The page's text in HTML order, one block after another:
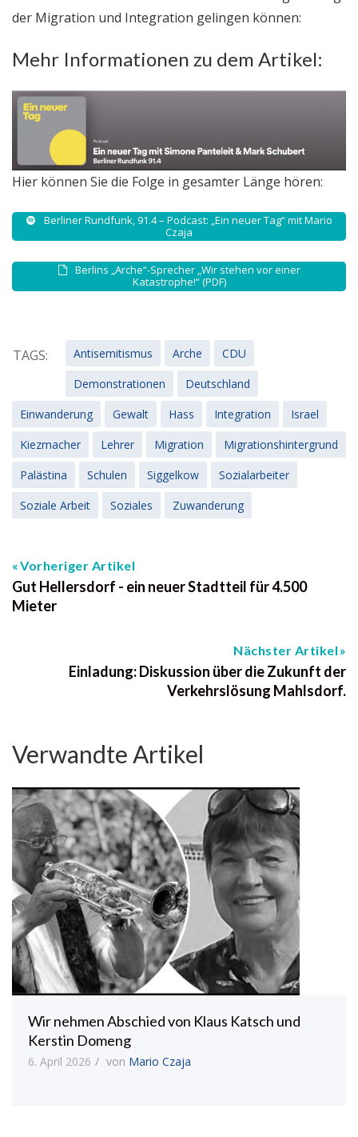
der Migration und Integration gelingen können:
Mehr Informationen zu dem Artikel:
Hier können Sie die Folge in gesamter Länge hören:
Berliner Rundfunk, 91.4 – Podcast: „Ein neuer Tag“ mit Mario
Czaja
Berlins „Arche“-Sprecher „Wir stehen vor einer
Katastrophe!“ (PDF)
TAGS: Antisemitismus Arche
CDU
Demonstrationen
Deutschland
Einwanderung
Gewalt Hass Integration
Israel
Kiezmacher
Lehrer Migration
Migrationshintergrund
Palästina
Schulen Siggelkow
Sozialarbeiter
Soziale Arbeit
Soziales Zuwanderung
Vorheriger Artikel
Gut Hellersdorf - ein neuer Stadtteil für 4.500
Mieter
Nächster Artikel
Einladung: Diskussion über die Zukunft der
Verkehrslösung Mahlsdorf.
Verwandte Artikel
Wir nehmen Abschied von Klaus Katsch und
Kerstin Domeng
6. April 2026 von Mario Czaja